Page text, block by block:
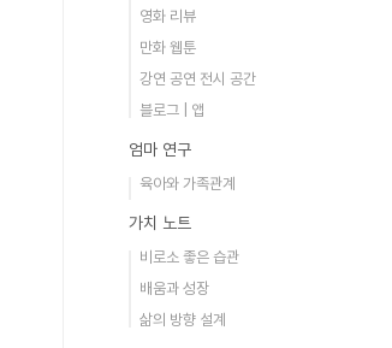
영화 리뷰
만화 웹툰
강연 공연 전시 공간
블로그 | 앱
엄마 연구
육아와 가족관계
가치 노트
비로소 좋은 습관
배움과 성장
삶의 방향 설계